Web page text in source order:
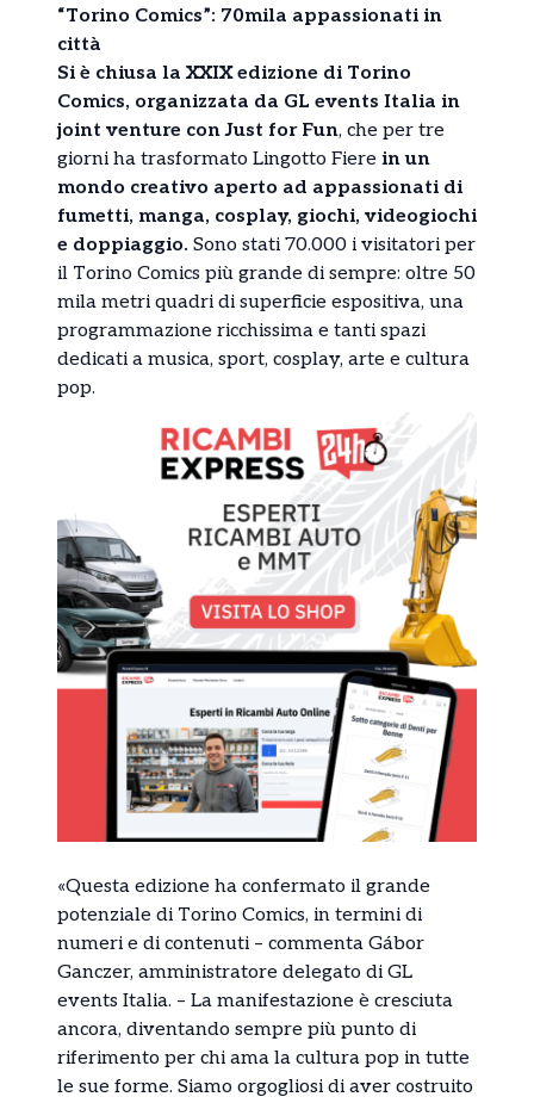
“Torino Comics”: 70mila appassionati in
città
Si è chiusa la XXIX edizione di Torino
Comics, organizzata da GL events Italia in
joint venture con Just for Fun, che per tre
giorni ha trasformato Lingotto Fiere in un
mondo creativo aperto ad appassionati di
fumetti, manga, cosplay, giochi, videogiochi
e doppiaggio. Sono stati 70.000 i visitatori per
il Torino Comics più grande di sempre: oltre 50
mila metri quadri di superficie espositiva, una
programmazione ricchissima e tanti spazi
dedicati a musica, sport, cosplay, arte e cultura
pop.
«Questa edizione ha confermato il grande
potenziale di Torino Comics, in termini di
numeri e di contenuti – commenta Gábor
Ganczer, amministratore delegato di GL
events Italia. – La manifestazione è cresciuta
ancora, diventando sempre più punto di
riferimento per chi ama la cultura pop in tutte
le sue forme. Siamo orgogliosi di aver costruito